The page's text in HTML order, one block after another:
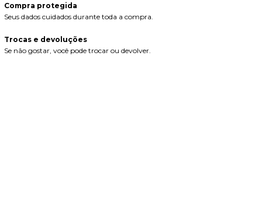
Compra protegida
Seus dados cuidados durante toda a compra.
Trocas e devoluções
Se não gostar, você pode trocar ou devolver.